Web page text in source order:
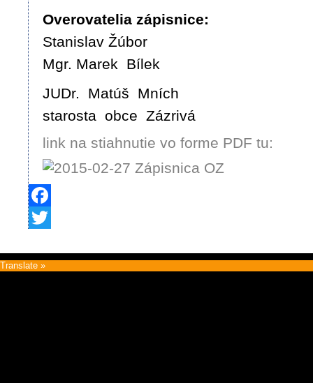
Overovatelia zápisnice:
Stanislav Žúbor
Mgr. Marek Bílek
JUDr. Matúš Mních
starosta obce Zázrivá
link na stiahnutie vo forme PDF tu:
Facebook
Translate »